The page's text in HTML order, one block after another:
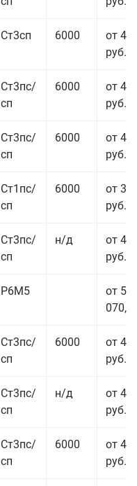
Ст3сп 6000
от 43
руб.
Ст3пс/
сп
6000
от 42
руб.
Ст3пс/
сп
6000
от 42
руб.
Ст1пс/
сп
6000
от 35
руб.
Ст3пс/
сп
н/д
от 43
руб.
Р6М5
от
Ст3пс/
сп
6000
от 45
руб.
Ст3пс/
сп
н/д
от 46
руб.
Ст3пс/
сп
6000
от 46
руб.